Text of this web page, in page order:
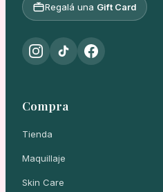
Regalá una Gift Card
Compra
Tienda
Maquillaje
Skin Care